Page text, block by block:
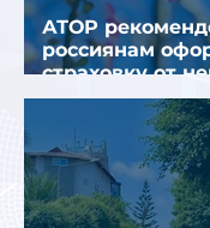
АТОР
россиянам
страховку от
поездкой в